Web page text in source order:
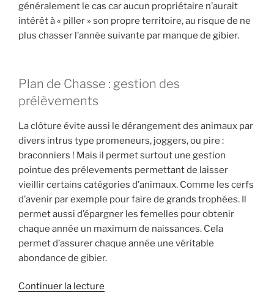
généralement le cas car aucun propriétaire n’aurait
intérêt à « piller » son propre territoire, au risque de ne
plus chasser l’année suivante par manque de gibier.
Plan de Chasse : gestion des
prélèvements
La clôture évite aussi le dérangement des animaux par
divers intrus type promeneurs, joggers, ou pire :
braconniers ! Mais il permet surtout une gestion
pointue des prélevements permettant de laisser
vieillir certains catégories d’animaux. Comme les cerfs
d’avenir par exemple pour faire de grands trophées. Il
permet aussi d’épargner les femelles pour obtenir
chaque année un maximum de naissances. Cela
permet d’assurer chaque année une véritable
abondance de gibier.
Continuer la lecture